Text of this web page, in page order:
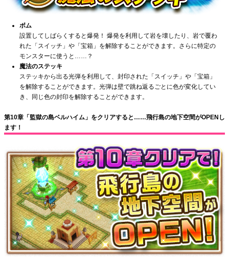
ボム
設置してしばらくすると爆発！ 爆発を利用して岩を壊したり、岩で覆わ
れた「スイッチ」や「宝箱」を解除することができます。さらに特定の
モンスターに使うと……？
魔法のステッキ
ステッキから出る光弾を利用して、封印された「スイッチ」や「宝箱」
を解除することができます。光弾は壁で跳ね返るごとに色が変化してい
き、同じ色の封印を解除することができます。
第10章「監獄の島ベルハイム」をクリアすると……飛行島の地下空間がOPENし
ます！